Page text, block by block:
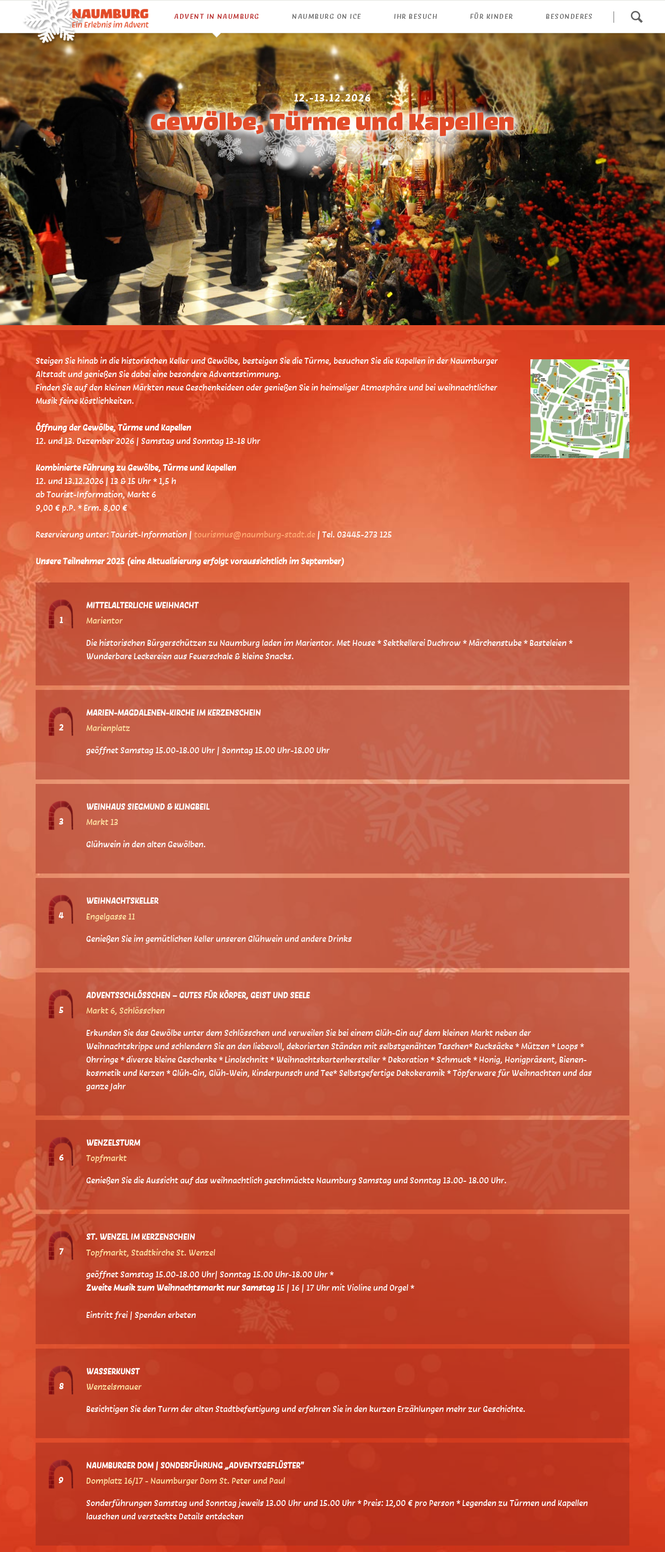
überspringen
ADVENT IN NAUMBURG NAUMBURG ON ICE IHR BESUCH FÜR KINDER BESONDERES
12.-13.12.2026
Gewölbe, Türme und Kapellen
Steigen Sie hinab in die historischen Keller und Gewölbe, besteigen Sie die Türme, besuchen Sie die Kapellen in der Naumburger
Altstadt und genießen Sie dabei eine besondere Adventsstimmung.
Finden Sie auf den kleinen Märkten neue Geschenkeideen oder genießen Sie in heimeliger Atmosphäre und bei weihnachtlicher
Musik feine Köstlichkeiten.
Öffnung der Gewölbe, Türme und Kapellen
12. und 13. Dezember 2026 | Samstag und Sonntag 13-18 Uhr
Kombinierte Führung zu Gewölbe, Türme und Kapellen
12. und 13.12.2026 | 13 & 15 Uhr * 1,5 h
ab Tourist-Information, Markt 6
9,00 € p.P. * Erm. 8,00 €
Reservierung unter: Tourist-Information | tourismus@naumburg-stadt.de | Tel. 03445-273 125
Unsere Teilnehmer 2025 (eine Aktualisierung erfolgt voraussichtlich im September)
1
MITTELALTERLICHE WEIHNACHT
Marientor
Die historischen Bürgerschützen zu Naumburg laden im Marientor. Met House * Sektkellerei Duchrow * Märchenstube * Basteleien *
Wunderbare Leckereien aus Feuerschale & kleine Snacks.
2
MARIEN-MAGDALENEN-KIRCHE IM KERZENSCHEIN
Marienplatz
geöffnet Samstag 15.00-18.00 Uhr | Sonntag 15.00 Uhr-18.00 Uhr
3
WEINHAUS SIEGMUND & KLINGBEIL
Markt 13
Glühwein in den alten Gewölben.
4
WEIHNACHTSKELLER
Engelgasse 11
Genießen Sie im gemütlichen Keller unseren Glühwein und andere Drinks
5
ADVENTSSCHLÖSSCHEN – GUTES FÜR KÖRPER, GEIST UND SEELE
Markt 6, Schlösschen
Erkunden Sie das Gewölbe unter dem Schlösschen und verweilen Sie bei einem Glüh-Gin auf dem kleinen Markt neben der
Weihnachtskrippe und schlendern Sie an den liebevoll, dekorierten Ständen mit selbstgenähten Taschen* Rucksäcke * Mützen * Loops *
Ohrringe * diverse kleine Geschenke * Linolschnitt * Weihnachtskartenhersteller * Dekoration * Schmuck * Honig, Honigpräsent, Bienen-
kosmetik und Kerzen * Glüh-Gin, Glüh-Wein, Kinderpunsch und Tee* Selbstgefertige Dekokeramik * Töpferware für Weihnachten und das
ganze Jahr
6
WENZELSTURM
Topfmarkt
Genießen Sie die Aussicht auf das weihnachtlich geschmückte Naumburg Samstag und Sonntag 13.00- 18.00 Uhr.
7
ST. WENZEL IM KERZENSCHEIN
Topfmarkt, Stadtkirche St. Wenzel
geöffnet Samstag 15.00-18.00 Uhr| Sonntag 15.00 Uhr-18.00 Uhr *
Zweite Musik zum Weihnachtsmarkt nur Samstag15 | 16 | 17 Uhr mit Violine und Orgel *
Eintritt frei | Spenden erbeten
8
WASSERKUNST
Wenzelsmauer
Besichtigen Sie den Turm der alten Stadtbefestigung und erfahren Sie in den kurzen Erzählungen mehr zur Geschichte.
9
NAUMBURGER DOM | SONDERFÜHRUNG „ADVENTSGEFLÜSTER"
Domplatz 16/17 - Naumburger Dom St. Peter und Paul
Sonderführungen Samstag und Sonntag jeweils 13.00 Uhr und 15.00 Uhr * Preis: 12,00 € pro Person * Legenden zu Türmen und Kapellen
lauschen und versteckte Details entdecken